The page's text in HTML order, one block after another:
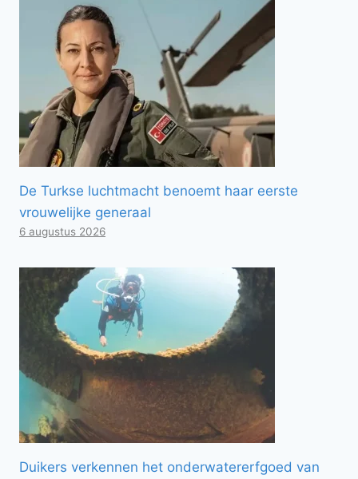
De Turkse luchtmacht benoemt haar eerste
vrouwelijke generaal
6 augustus 2026
Duikers verkennen het onderwatererfgoed van